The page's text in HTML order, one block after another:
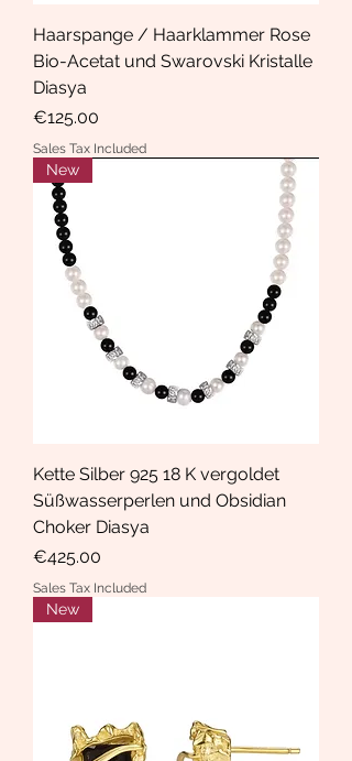
Haarspange / Haarklammer Rose
Bio-Acetat und Swarovski Kristalle
Diasya
Price
€125.00
Sales Tax Included
New
Kette Silber 925 18 K vergoldet
Süßwasserperlen und Obsidian
Choker Diasya
Price
€425.00
Sales Tax Included
New